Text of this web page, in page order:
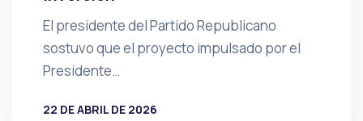
El presidente del Partido Republicano
sostuvo que el proyecto impulsado por el
Presidente…
22 DE ABRIL DE 2026